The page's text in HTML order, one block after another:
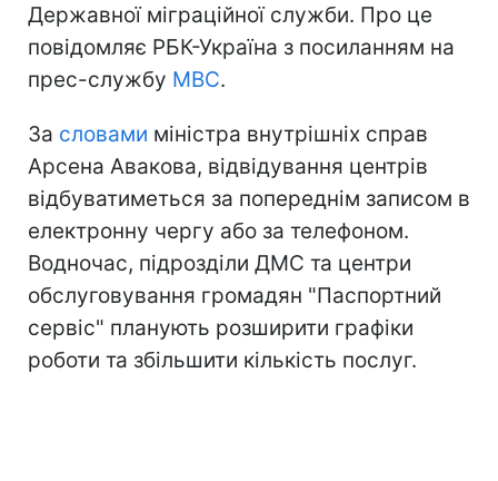
Державної міграційної служби. Про це
повідомляє РБК-Україна з посиланням на
прес-службу МВС.
За словами міністра внутрішніх справ
Арсена Авакова, відвідування центрів
відбуватиметься за попереднім записом в
електронну чергу або за телефоном.
Водночас, підрозділи ДМС та центри
обслуговування громадян "Паспортний
сервіс" планують розширити графіки
роботи та збільшити кількість послуг.